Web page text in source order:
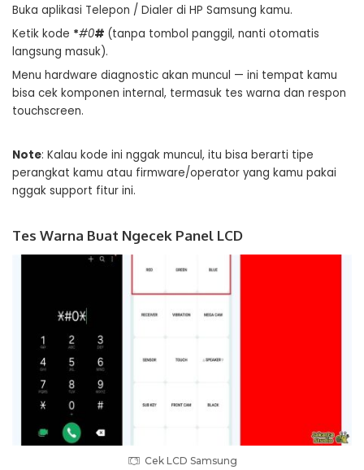
Buka aplikasi Telepon / Dialer di HP Samsung kamu.
Ketik kode *#0# (tanpa tombol panggil, nanti otomatis
langsung masuk).
Menu hardware diagnostic akan muncul — ini tempat kamu
bisa cek komponen internal, termasuk tes warna dan respon
touchscreen.
Note: Kalau kode ini nggak muncul, itu bisa berarti tipe
perangkat kamu atau firmware/operator yang kamu pakai
nggak support fitur ini.
Tes Warna Buat Ngecek Panel LCD
Cek LCD Samsung